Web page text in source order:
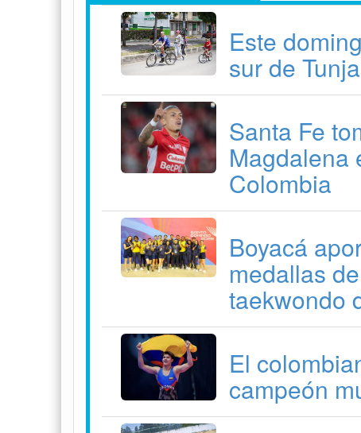
Este
sur de Tunja
Santa Fe
Magdalena
Colombia
Boyacá
medallas
taekwondo
El
campeón